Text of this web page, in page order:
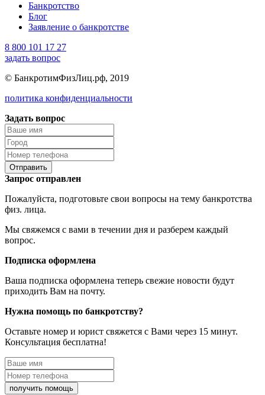
Банкротство
Блог
Заявление о банкротстве
8 800 101 17 27
задать вопрос
© БанкротимФизЛиц.рф, 2019
политика конфиденциальности
Задать вопрос
Отправить
Запрос отправлен
Пожалуйста, подготовьте свои вопросы на тему банкротства
физ. лица.
Мы свяжемся с вами в течении дня и разберем каждый
вопрос.
Подписка оформлена
Ваша подписка оформлена теперь свежие новости будут
приходить Вам на почту.
Нужна помощь по банкротству?
Оставьте номер и юрист свяжется с Вами через 15 минут.
Консультация бесплатна!
получить помощь